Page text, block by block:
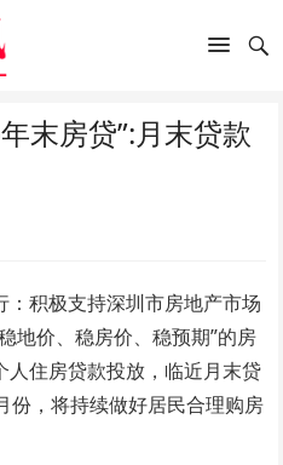
末房贷”:月末贷款
：积极支持深圳市房地产市场
地价、稳房价、稳预期”的房
住房贷款投放，临近月末贷
份，将持续做好居民合理购房